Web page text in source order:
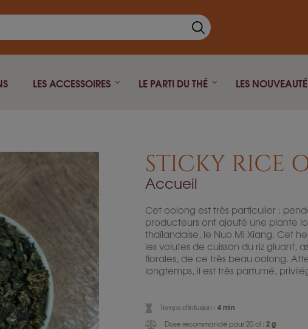
Thé vert
Thé blanc
Pu Erh
Infusion
Thé fumé
Thé Parfumé
LES ACCESSOIRES
Théière isotherme
Théière Japonaise
LE PARTI DU THÉ LES
STICKY RICE
Accueil
Cet oolong est très particulier :
producteurs ont ajouté une plante
thaïlandaise, le Nuo Mi Xiang. Cet
les volutes de cuisson du riz gluant,
florales, de ce très beau oolong.
longtemps, il est très parfumé,
Temps d'infusion : 4 min
Dose recommandé pour 20 cl : 2 g